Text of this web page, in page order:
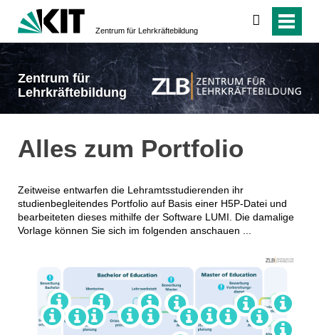
Zentrum für Lehrkräftebildung
suchen
Zentrum für
Lehrkräftebildung
Alles zum Portfolio
Zeitweise entwarfen die Lehramtsstudierenden ihr
studienbegleitendes Portfolio auf Basis einer H5P-Datei und
bearbeiteten dieses mithilfe der Software LUMI. Die damalige
Vorlage können Sie sich im folgenden anschauen ...